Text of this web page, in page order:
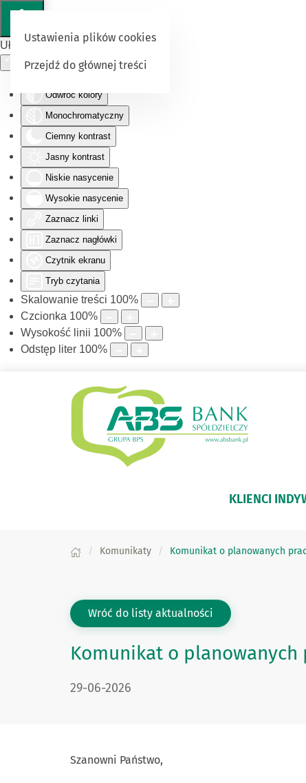
Ułatwienia dostępu
Odwróć kolory
Monochromatyczny
Ciemny kontrast
Jasny kontrast
Niskie nasycenie
Wysokie nasycenie
Zaznacz linki
Zaznacz nagłówki
Czytnik ekranu
Tryb czytania
Skalowanie treści 100%
Czcionka 100%
Wysokość linii 100%
Odstęp liter 100%
Ustawienia plików cookies
Przejdź do głównej treści
KLIENCI
Komunikaty Komunikat o planowanych
Wróć do listy aktualności
Komunikat o planowanych
DATA PUBLIKACJI:
29-06-2026
Szanowni Państwo,